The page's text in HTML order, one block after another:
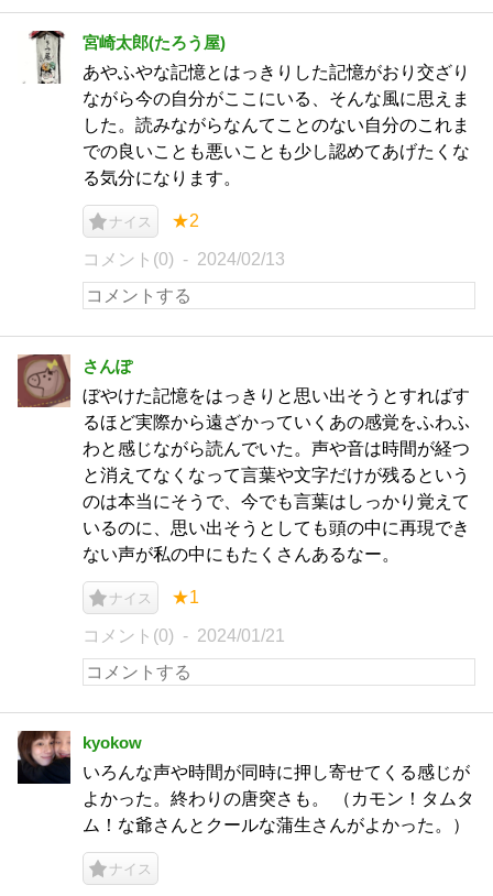
宮崎太郎(たろう屋)
あやふやな記憶とはっきりした記憶がおり交ざり
ながら今の自分がここにいる、そんな風に思えま
した。読みながらなんてことのない自分のこれま
での良いことも悪いことも少し認めてあげたくな
る気分になります。
ナイス ★2
コメント(0) 2024/02/13
さんぽ
ぼやけた記憶をはっきりと思い出そうとすればす
るほど実際から遠ざかっていくあの感覚をふわふ
わと感じながら読んでいた。声や音は時間が経つ
と消えてなくなって言葉や文字だけが残るという
のは本当にそうで、今でも言葉はしっかり覚えて
いるのに、思い出そうとしても頭の中に再現でき
ない声が私の中にもたくさんあるなー。
ナイス ★1
コメント(0) 2024/01/21
kyokow
いろんな声や時間が同時に押し寄せてくる感じが
よかった。終わりの唐突さも。 （カモン！タムタ
ム！な爺さんとクールな蒲生さんがよかった。）
ナイス